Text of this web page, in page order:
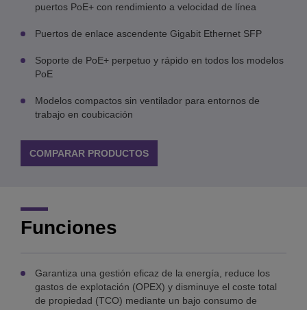
puertos PoE+ con rendimiento a velocidad de línea
Puertos de enlace ascendente Gigabit Ethernet SFP
Soporte de PoE+ perpetuo y rápido en todos los modelos
PoE
Modelos compactos sin ventilador para entornos de
trabajo en coubicación
COMPARAR PRODUCTOS
Funciones
Garantiza una gestión eficaz de la energía, reduce los
gastos de explotación (OPEX) y disminuye el coste total
de propiedad (TCO) mediante un bajo consumo de